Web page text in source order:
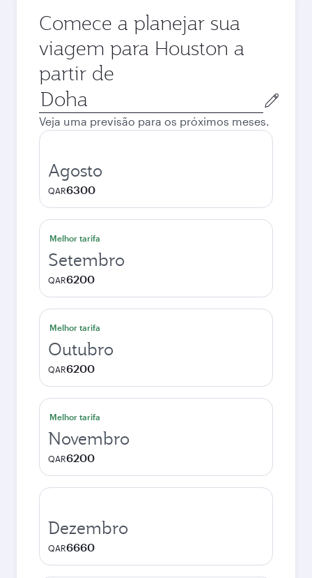
Comece a planejar sua
viagem para Houston a
partir de
Cidade
de
origem
Veja uma previsão para os próximos meses.
Agosto
QAR6300
Melhor tarifa
Setembro
QAR6200
Melhor tarifa
Outubro
QAR6200
Melhor tarifa
Novembro
QAR6200
Dezembro
QAR6660